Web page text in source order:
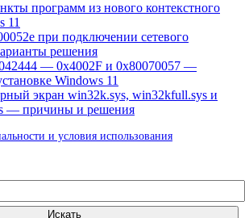
программ из нового контекстного
11
при подключении сетевого
решения
— 0x4002F и 0x80070057 —
Windows 11
экран win32k.sys, win32kfull.sys и
— причины и решения
и условия использования
Искать